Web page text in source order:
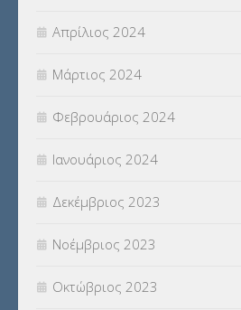
Απρίλιος 2024
Μάρτιος 2024
Φεβρουάριος 2024
Ιανουάριος 2024
Δεκέμβριος 2023
Νοέμβριος 2023
Οκτώβριος 2023